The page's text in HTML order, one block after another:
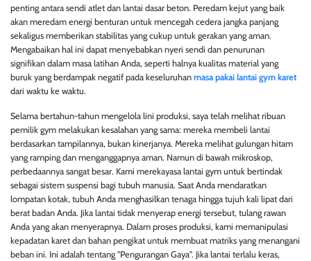
penting antara sendi atlet dan lantai dasar beton. Peredam kejut yang baik
akan meredam energi benturan untuk mencegah cedera jangka panjang
sekaligus memberikan stabilitas yang cukup untuk gerakan yang aman.
Mengabaikan hal ini dapat menyebabkan nyeri sendi dan penurunan
signifikan dalam masa latihan Anda, seperti halnya kualitas material yang
buruk yang berdampak negatif pada keseluruhan masa pakai lantai gym karet
dari waktu ke waktu.
Selama bertahun-tahun mengelola lini produksi, saya telah melihat ribuan
pemilik gym melakukan kesalahan yang sama: mereka membeli lantai
berdasarkan tampilannya, bukan kinerjanya. Mereka melihat gulungan hitam
yang ramping dan menganggapnya aman. Namun di bawah mikroskop,
perbedaannya sangat besar. Kami merekayasa lantai gym untuk bertindak
sebagai sistem suspensi bagi tubuh manusia. Saat Anda mendaratkan
lompatan kotak, tubuh Anda menghasilkan tenaga hingga tujuh kali lipat dari
berat badan Anda. Jika lantai tidak menyerap energi tersebut, tulang rawan
Anda yang akan menyerapnya. Dalam proses produksi, kami memanipulasi
kepadatan karet dan bahan pengikat untuk membuat matriks yang menangani
beban ini. Ini adalah tentang "Pengurangan Gaya". Jika lantai terlalu keras,